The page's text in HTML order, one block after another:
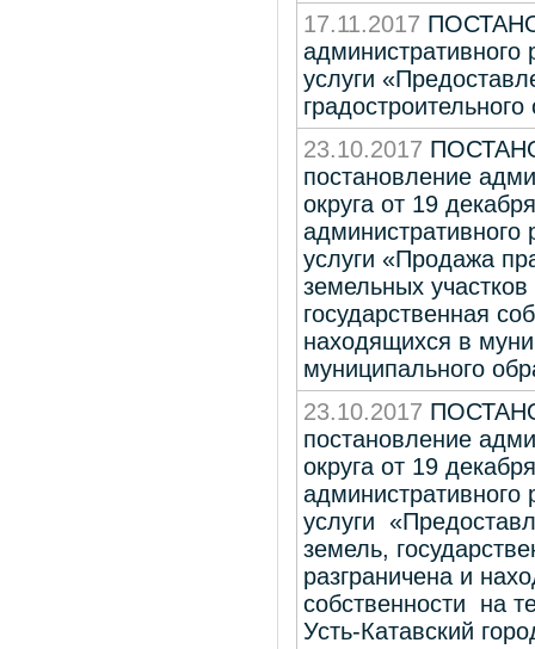
17.11.2017
административного
услуги
23.10.2017
постановление
округа от 19
административного
услуги «Продажа
земельных
государственная
находящихся в
муниципального
23.10.2017
постановление
округа от 19
административного
услуги
земель,
разграничена и
собственности на
Усть-Катавский